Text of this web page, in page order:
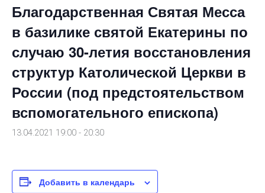
Благодарственная Святая Месса
в базилике святой Екатерины по
случаю 30-летия восстановления
структур Католической Церкви в
России (под предстоятельством
вспомогательного епископа)
13.04.2021 19:00 - 20:30
Добавить в календарь